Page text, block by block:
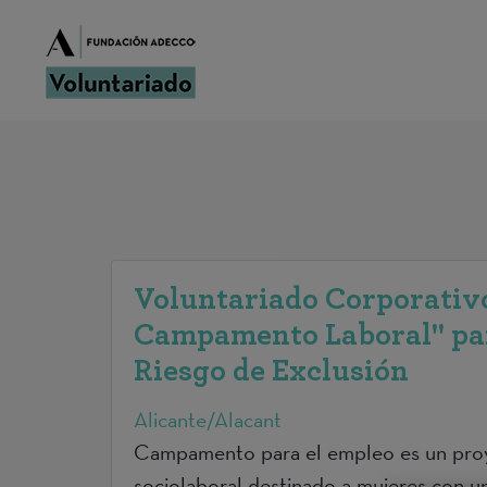
Voluntariado
Campamento Laboral"
Riesgo de Exclusión
Alicante/Alacant
Campamento para el empleo es un